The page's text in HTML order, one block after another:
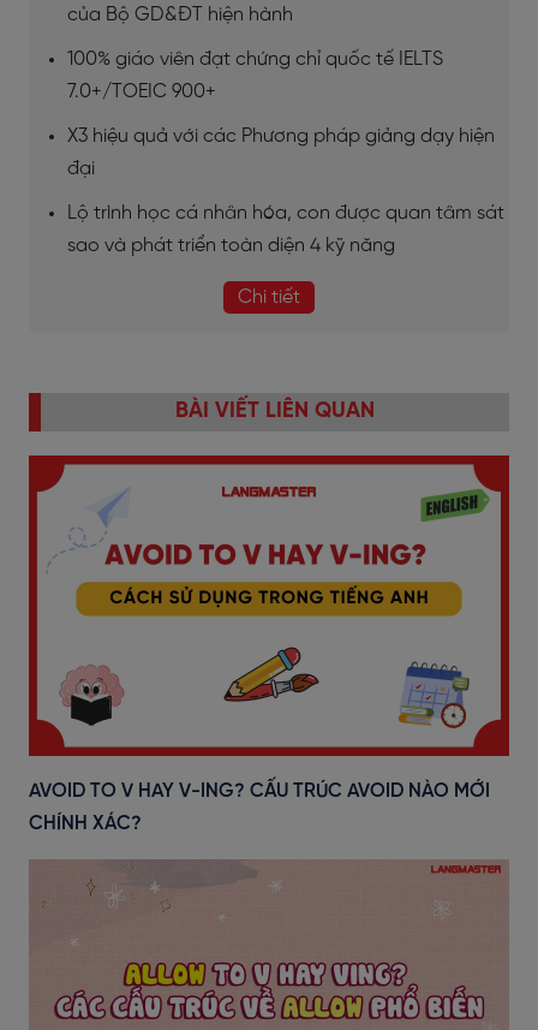
của Bộ GD&ĐT hiện hành
100% giáo viên đạt chứng chỉ quốc tế IELTS
7.0+/TOEIC 900+
X3 hiệu quả với các Phương pháp giảng dạy hiện
đại
Lộ trình học cá nhân hóa, con được quan tâm sát
sao và phát triển toàn diện 4 kỹ năng
Chi tiết
BÀI VIẾT LIÊN QUAN
AVOID TO V HAY V-ING? CẤU TRÚC AVOID NÀO MỚI
CHÍNH XÁC?